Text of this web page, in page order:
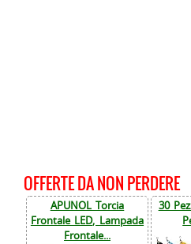
OFFERTE DA NON PERDERE
APUNOL Torcia
Frontale LED, Lampada
Frontale...
30